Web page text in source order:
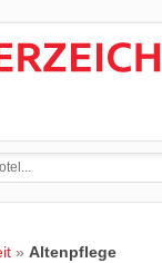
» Altenpflege